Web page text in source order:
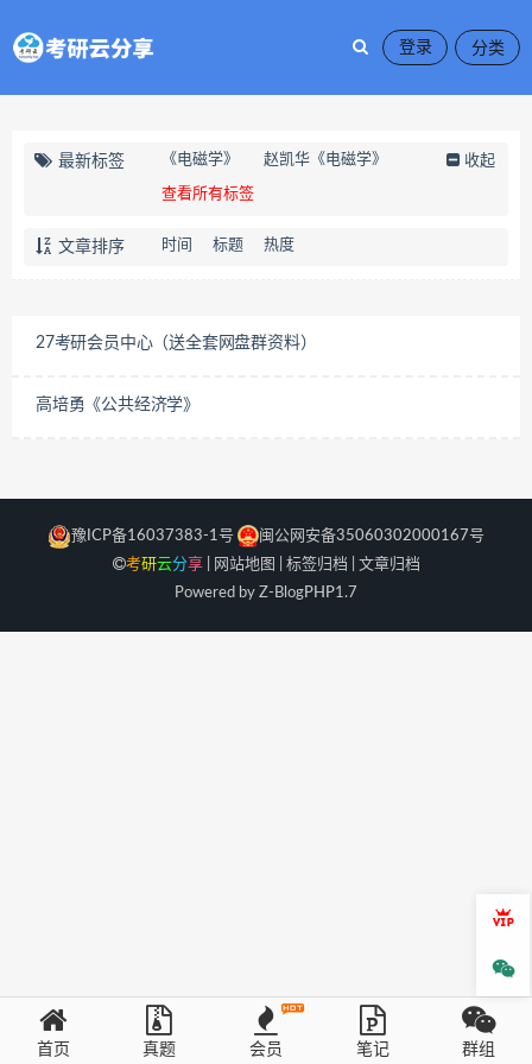
登录
最新标签 《电磁学》 赵凯华《电磁学》
查看所有标签
收起
文章排序 时间 标题 热度
27考研会员中心（送全套网盘群资料）
高培勇《公共经济学》
豫ICP备16037383-1号
闽公网安备35060302000167号
考研云分享| 网站地图 标签归档
文章归档
Powered by Z-BlogPHP1.7
首页 真题 会员 笔记 群组
会员
微信